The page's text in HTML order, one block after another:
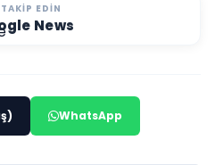
EDIN
News
WhatsApp